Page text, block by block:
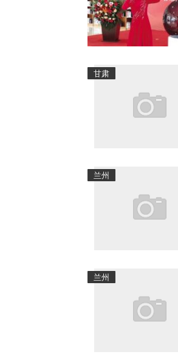
甘肃
兰州
兰州